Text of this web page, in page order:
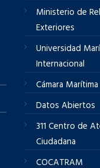
Ministerio de
Exteriores
Universidad
Internacional
Cámara
Datos Abiertos
311 Centro de
Ciudadana
COCATRAM